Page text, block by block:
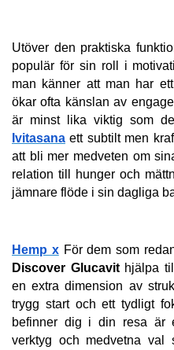
Utöver den praktiska
populär för sin roll i
man känner att man har
ökar ofta känslan av
Ivitasana ett subtilt men
att bli mer medveten om
relation till hunger och
jämnare flöde i sin dagliga
Hemp x
Discover Glucavit hjälpa
en extra dimension av
trygg start och ett tydligt
befinner dig i din resa är
verktyg och medvetna val